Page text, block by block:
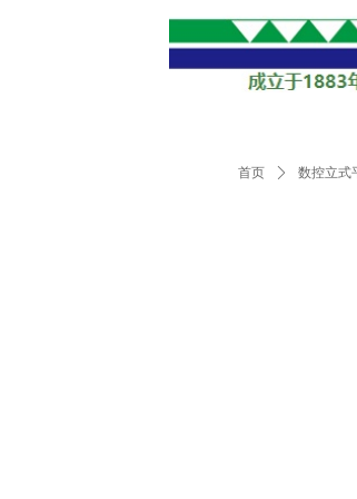
首页 ꄲ 数控立式